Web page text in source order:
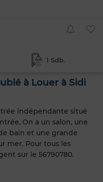
1 Sdb.
à Louer à Sidi
indépendante situé
On a un salon, une
bain et une grande
mer. Pour tous les
sur le 56790780.